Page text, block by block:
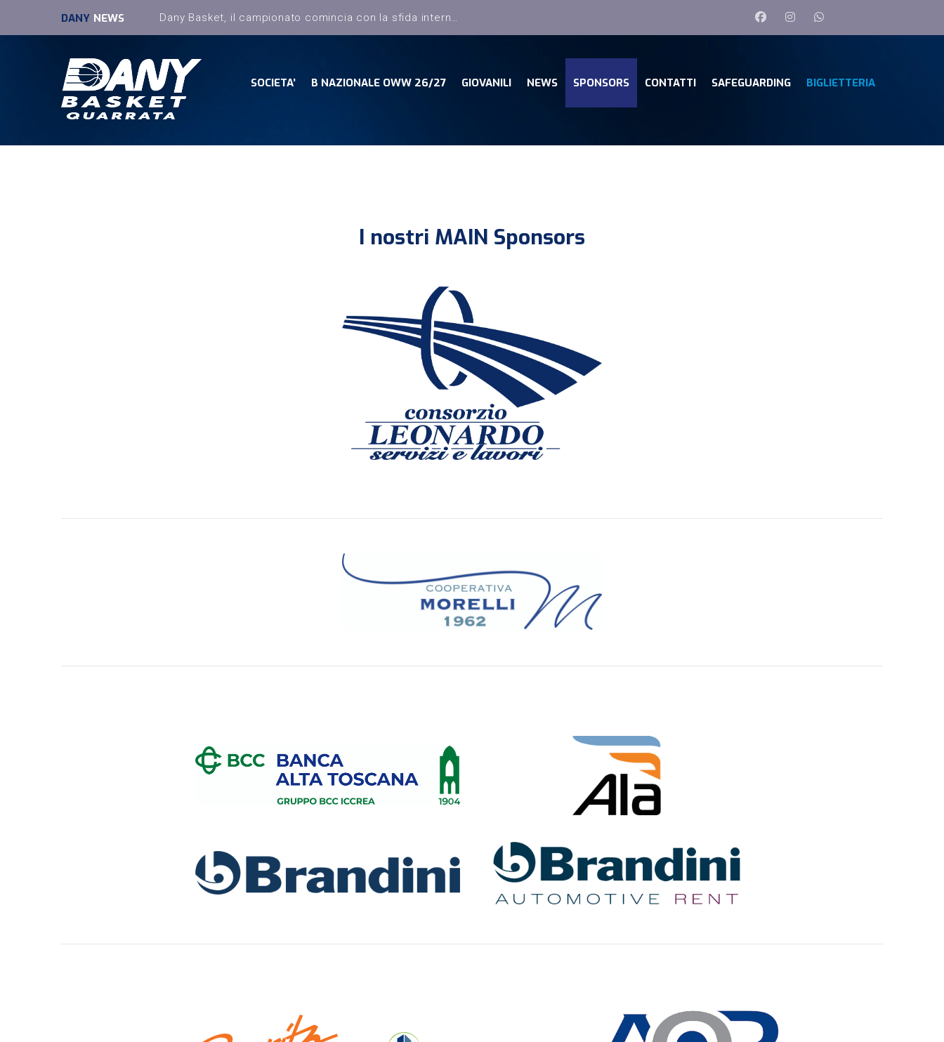
DANY NEWS
SOCIETA’ B NAZIONALE OWW 26/27 GIOVANILI NEWS SPONSORS CONTATTI SAFEGUARDING BIGLIETTERIA
I nostri MAIN Sponsors